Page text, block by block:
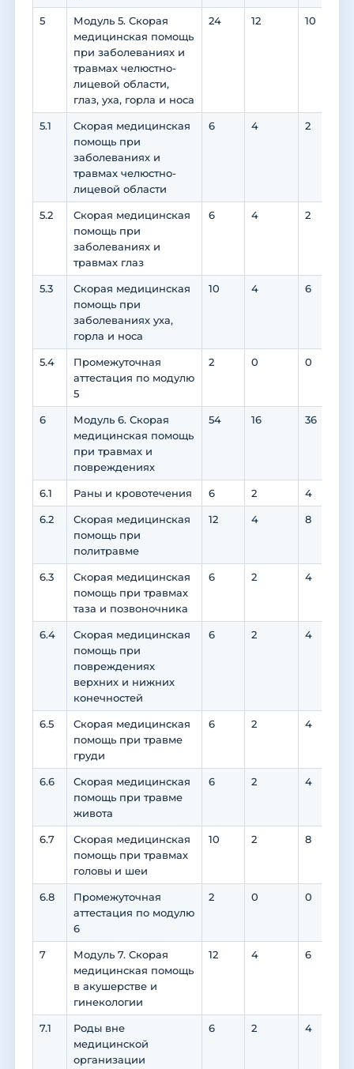
5
Модуль 5. Скорая
медицинская помощь
при заболеваниях и
травмах челюстно-
лицевой области,
глаз, уха, горла и носа
24 12 10
5.1
Скорая медицинская
помощь при
заболеваниях и
травмах челюстно-
лицевой области
6 4 2
5.2
Скорая медицинская
помощь при
заболеваниях и
травмах глаз
6 4 2
5.3
Скорая медицинская
помощь при
заболеваниях уха,
горла и носа
10 4 6
5.4
Промежуточная
аттестация по модулю
5
2 0 0
6
Модуль 6. Скорая
медицинская помощь
при травмах и
повреждениях
54 16 36
6.1 Раны и кровотечения 6 2 4
6.2
Скорая медицинская
помощь при
политравме
12 4 8
6.3
Скорая медицинская
помощь при травмах
таза и позвоночника
6 2 4
6.4
Скорая медицинская
помощь при
повреждениях
верхних и нижних
конечностей
6 2 4
6.5
Скорая медицинская
помощь при травме
груди
6 2 4
6.6
Скорая медицинская
помощь при травме
живота
6 2 4
6.7
Скорая медицинская
помощь при травмах
головы и шеи
10 2 8
6.8
Промежуточная
аттестация по модулю
6
2 0 0
7
Модуль 7. Скорая
медицинская помощь
в акушерстве и
гинекологии
12 4 6
7.1
Роды вне
медицинской
организации
6 2 4